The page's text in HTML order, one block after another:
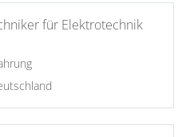
für Elektrotechnik